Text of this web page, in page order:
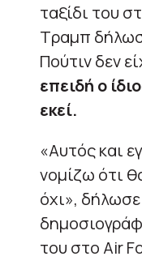
ταξίδι του
Τραμπ
Πούτιν δεν
επειδή ο
εκεί.
«Αυτός και
νομίζω ότι
όχι»,
του στο Air